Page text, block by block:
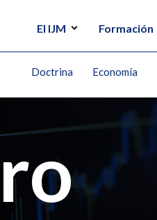
El IJM Formación
Doctrina Economía